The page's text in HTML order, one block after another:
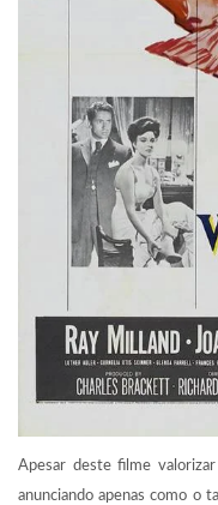
Apesar deste filme
anunciando apenas como o